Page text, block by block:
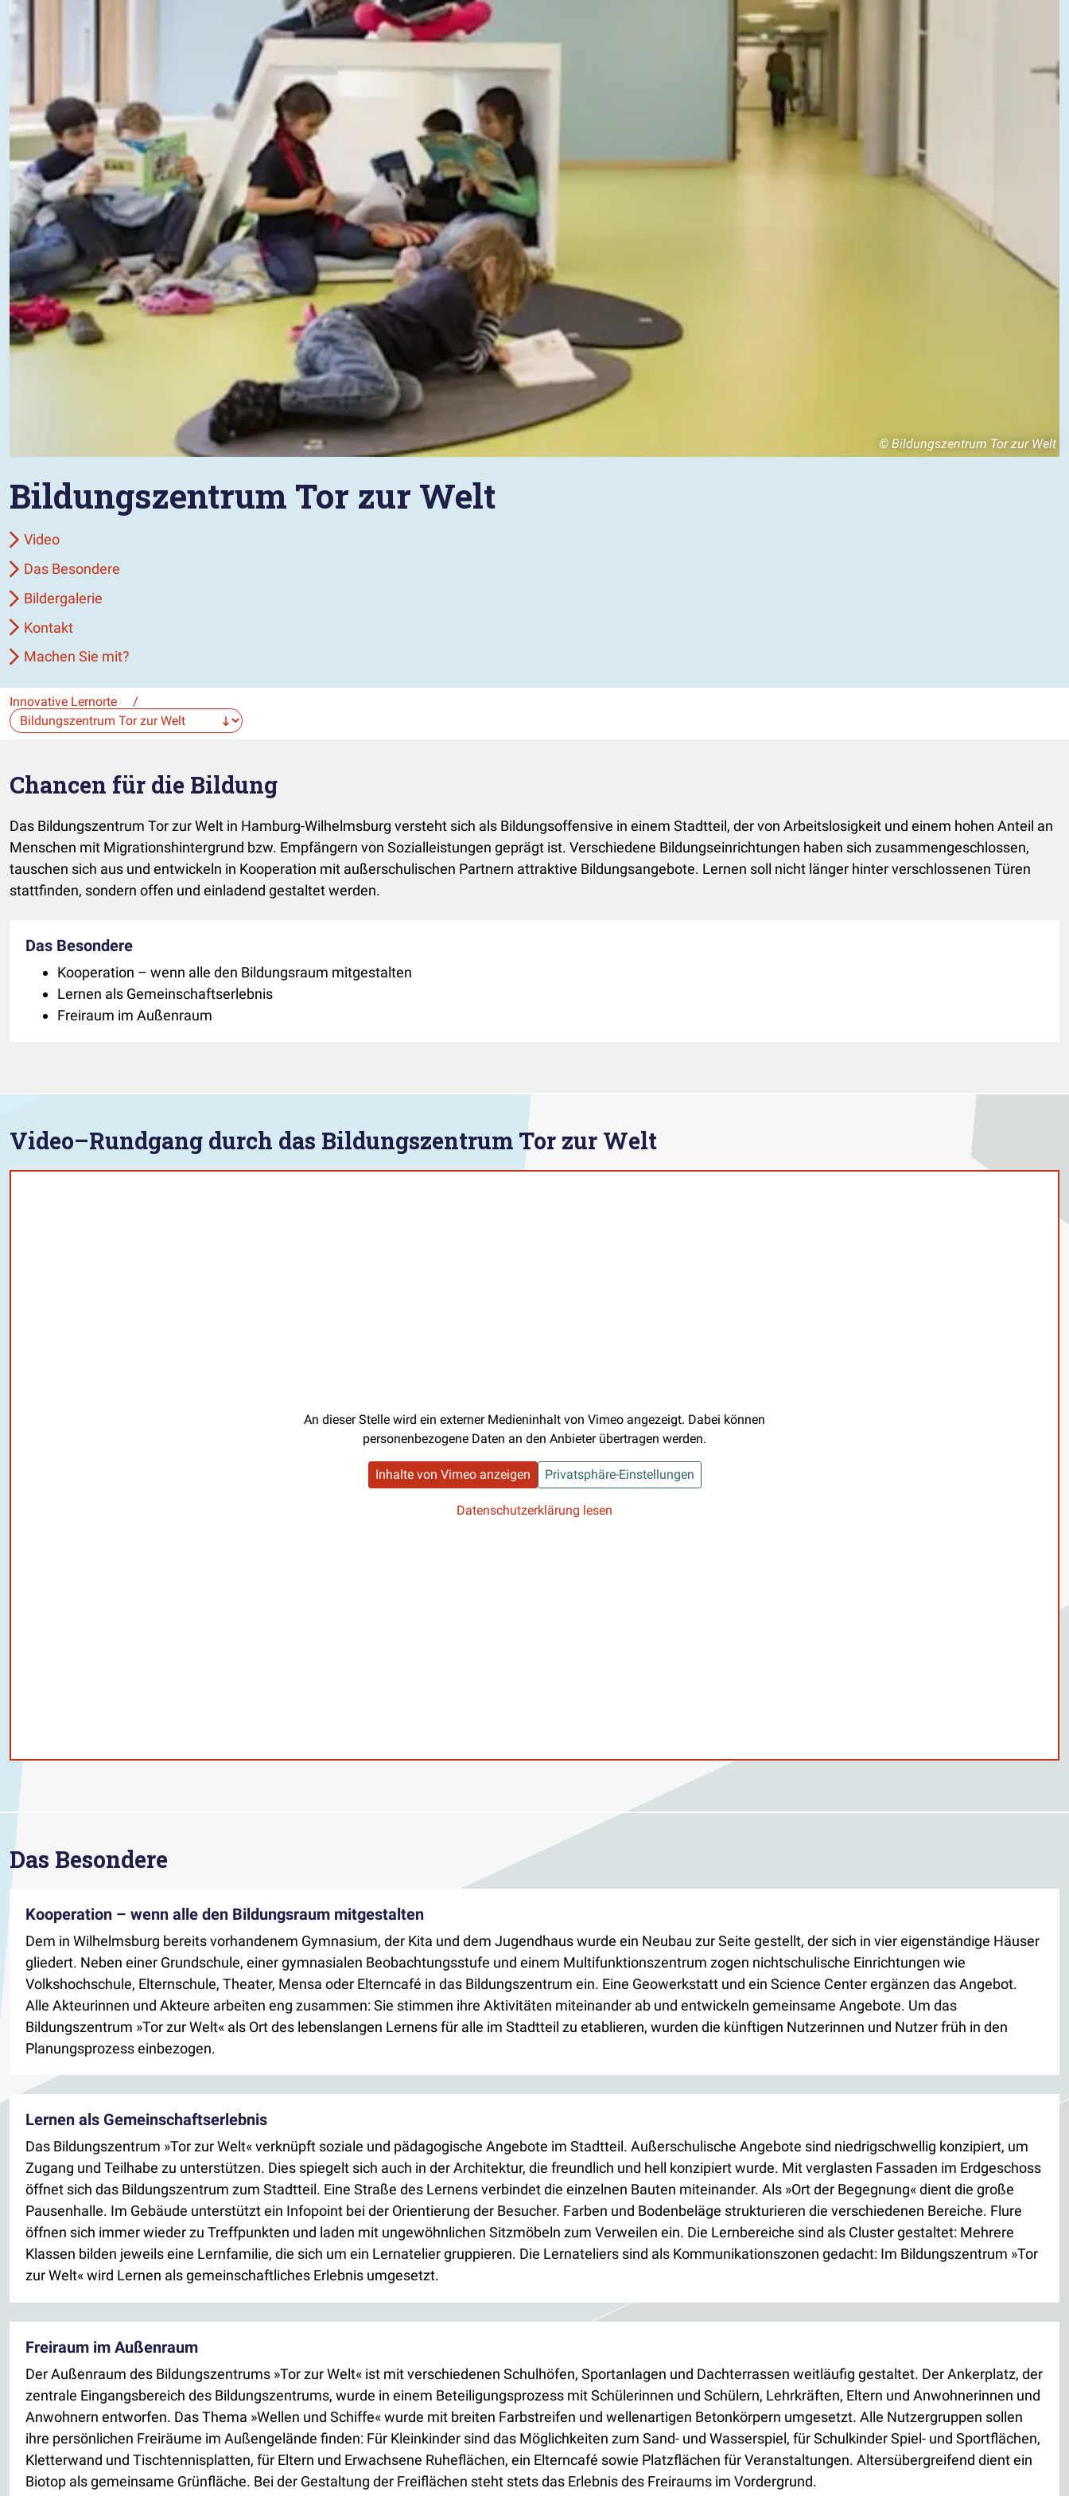
Bildungszentrum Tor zur Welt
Video
Das Besondere
Bildergalerie
Kontakt
Machen Sie mit?
© Bildungszentrum Tor zur Welt
Innovative Lernorte /
Die Auswahl navigiert direkt zur gewählten Seite.
Chancen für die Bildung
Das Bildungszentrum Tor zur Welt in Hamburg-Wilhelmsburg versteht sich als Bildungsoffensive in einem Stadtteil, der von Arbeitslosigkeit und einem hohen Anteil an
Menschen mit Migrationshintergrund bzw. Empfängern von Sozialleistungen geprägt ist. Verschiedene Bildungseinrichtungen haben sich zusammengeschlossen,
tauschen sich aus und entwickeln in Kooperation mit außerschulischen Partnern attraktive Bildungsangebote. Lernen soll nicht länger hinter verschlossenen Türen
stattfinden, sondern offen und einladend gestaltet werden.
Das Besondere
Kooperation – wenn alle den Bildungsraum mitgestalten
Lernen als Gemeinschaftserlebnis
Freiraum im Außenraum
Video–Rundgang durch das Bildungszentrum Tor zur Welt
An dieser Stelle wird ein externer Medieninhalt von Vimeo angezeigt. Dabei können
personenbezogene Daten an den Anbieter übertragen werden.
Inhalte von Vimeo anzeigen Privatsphäre-Einstellungen
Datenschutzerklärung lesen
Das Besondere
Kooperation – wenn alle den Bildungsraum mitgestalten
Dem in Wilhelmsburg bereits vorhandenem Gymnasium, der Kita und dem Jugendhaus wurde ein Neubau zur Seite gestellt, der sich in vier eigenständige Häuser
gliedert. Neben einer Grundschule, einer gymnasialen Beobachtungsstufe und einem Multifunktionszentrum zogen nichtschulische Einrichtungen wie
Volkshochschule, Elternschule, Theater, Mensa oder Elterncafé in das Bildungszentrum ein. Eine Geowerkstatt und ein Science Center ergänzen das Angebot.
Alle Akteurinnen und Akteure arbeiten eng zusammen: Sie stimmen ihre Aktivitäten miteinander ab und entwickeln gemeinsame Angebote. Um das
Bildungszentrum »Tor zur Welt« als Ort des lebenslangen Lernens für alle im Stadtteil zu etablieren, wurden die künftigen Nutzerinnen und Nutzer früh in den
Planungsprozess einbezogen.
Lernen als Gemeinschaftserlebnis
Das Bildungszentrum »Tor zur Welt« verknüpft soziale und pädagogische Angebote im Stadtteil. Außerschulische Angebote sind niedrigschwellig konzipiert, um
Zugang und Teilhabe zu unterstützen. Dies spiegelt sich auch in der Architektur, die freundlich und hell konzipiert wurde. Mit verglasten Fassaden im Erdgeschoss
öffnet sich das Bildungszentrum zum Stadtteil. Eine Straße des Lernens verbindet die einzelnen Bauten miteinander. Als »Ort der Begegnung« dient die große
Pausenhalle. Im Gebäude unterstützt ein Infopoint bei der Orientierung der Besucher. Farben und Bodenbeläge strukturieren die verschiedenen Bereiche. Flure
öffnen sich immer wieder zu Treffpunkten und laden mit ungewöhnlichen Sitzmöbeln zum Verweilen ein. Die Lernbereiche sind als Cluster gestaltet: Mehrere
Klassen bilden jeweils eine Lernfamilie, die sich um ein Lernatelier gruppieren. Die Lernateliers sind als Kommunikationszonen gedacht: Im Bildungszentrum »Tor
zur Welt« wird Lernen als gemeinschaftliches Erlebnis umgesetzt.
Freiraum im Außenraum
Der Außenraum des Bildungszentrums »Tor zur Welt« ist mit verschiedenen Schulhöfen, Sportanlagen und Dachterrassen weitläufig gestaltet. Der Ankerplatz, der
zentrale Eingangsbereich des Bildungszentrums, wurde in einem Beteiligungsprozess mit Schülerinnen und Schülern, Lehrkräften, Eltern und Anwohnerinnen und
Anwohnern entworfen. Das Thema »Wellen und Schiffe« wurde mit breiten Farbstreifen und wellenartigen Betonkörpern umgesetzt. Alle Nutzergruppen sollen
ihre persönlichen Freiräume im Außengelände finden: Für Kleinkinder sind das Möglichkeiten zum Sand- und Wasserspiel, für Schulkinder Spiel- und Sportflächen,
Kletterwand und Tischtennisplatten, für Eltern und Erwachsene Ruheflächen, ein Elterncafé sowie Platzflächen für Veranstaltungen. Altersübergreifend dient ein
Biotop als gemeinsame Grünfläche. Bei der Gestaltung der Freiflächen steht stets das Erlebnis des Freiraums im Vordergrund.